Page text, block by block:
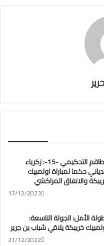
الطاقم التحكيمي -15-: زكرياء
حكما لمباراة اولمبيك
والاتفاق المراكشي
17/12/2023
الأمل: الجولة التاسعة:
خريبكة يلاقي شباب بن جرير
21/12/2022